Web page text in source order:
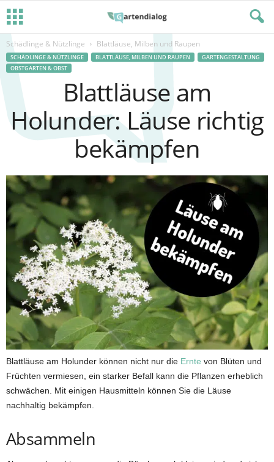
Schädlinge & Nützlinge Blattläuse, Milben und Raupen
SCHÄDLINGE & NÜTZLINGE BLATTLÄUSE, MILBEN UND RAUPEN
GARTENGESTALTUNG
OBSTGARTEN & OBST
Blattläuse am
Holunder: Läuse richtig
bekämpfen
Blattläuse am Holunder können nicht nur die Ernte von Blüten und
Früchten vermiesen, ein starker Befall kann die Pflanzen erheblich
schwächen. Mit einigen Hausmitteln können Sie die Läuse
nachhaltig bekämpfen.
Absammeln